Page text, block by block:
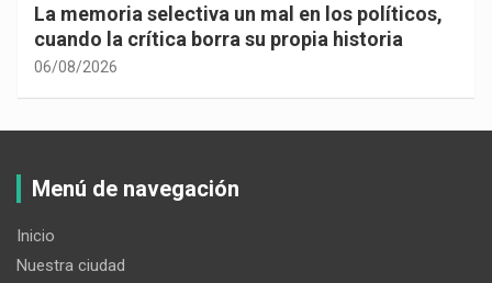
La memoria selectiva un mal en los políticos,
cuando la crítica borra su propia historia
06/08/2026
Menú de navegación
Inicio
Nuestra ciudad